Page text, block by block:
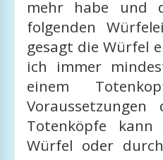
mehr habe und
folgenden
gesagt die Würfel
ich immer
einem
Totenköpfe
Würfel oder